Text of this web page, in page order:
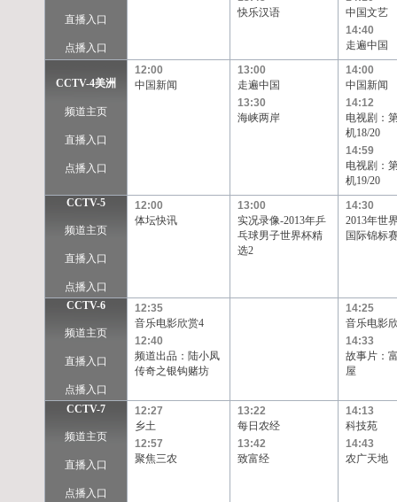
直播入口
点播入口
快乐汉语
中国文艺
14:40
走遍中国
CCTV-4美洲
频道主页
直播入口
点播入口
12:00
中国新闻
13:00
走遍中国
13:30
海峡两岸
14:00
中国新闻
14:12
电视剧：
机18/20
14:59
电视剧：
机19/20
CCTV-5
频道主页
直播入口
点播入口
12:00
体坛快讯
13:00
实况录像-2013年乒
乓球男子世界杯精
选2
14:30
2013年世
国际锦标
CCTV-6
频道主页
直播入口
点播入口
12:35
音乐电影欣赏4
12:40
频道出品：陆小凤
传奇之银钩赌坊
14:25
音乐电影
14:33
故事片：
屋
CCTV-7
频道主页
直播入口
点播入口
12:27
乡土
12:57
聚焦三农
13:22
每日农经
13:42
致富经
14:13
科技苑
14:43
农广天地